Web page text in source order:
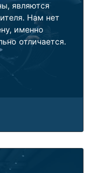
являются
Нам нет
именно
отличается.